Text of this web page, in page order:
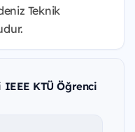
Teknik
KTÜ Öğrenci